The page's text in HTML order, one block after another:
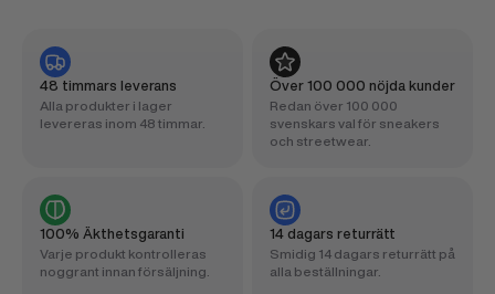
48 timmars leverans
Alla produkter i lager
levereras inom 48 timmar.
Över 100 000 nöjda kunder
Redan över 100 000
svenskars val för sneakers
och streetwear.
100% Äkthetsgaranti
Varje produkt kontrolleras
noggrant innan försäljning.
14 dagars returrätt
Smidig 14 dagars returrätt på
alla beställningar.